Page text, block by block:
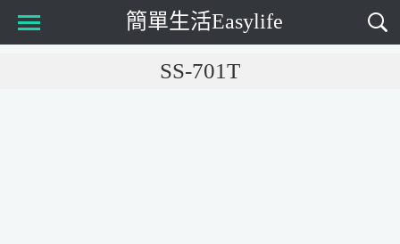
簡單生活Easylife
SS-701T